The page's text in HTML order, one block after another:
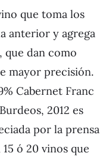
que toma los
anterior y agrega
que dan como
mayor precisión.
Cabernet Franc
2012 es
por la prensa
ó 20 vinos que